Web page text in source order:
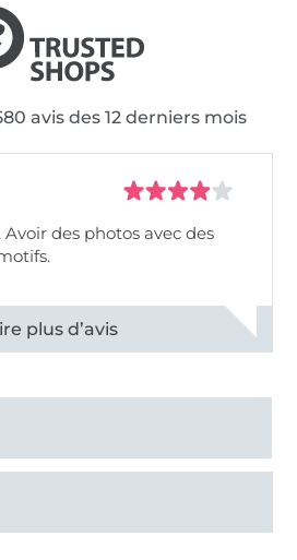
avis des 12 derniers mois
Avoir des photos avec des
commentaires